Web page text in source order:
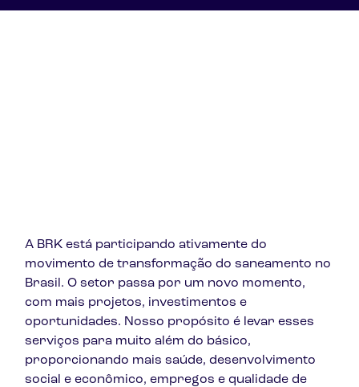
A BRK está participando ativamente do
movimento de transformação do saneamento no
Brasil. O setor passa por um novo momento,
com mais projetos, investimentos e
oportunidades. Nosso propósito é levar esses
serviços para muito além do básico,
proporcionando mais saúde, desenvolvimento
social e econômico, empregos e qualidade de